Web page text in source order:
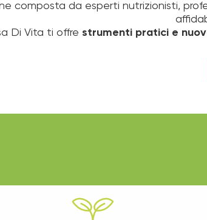
composta da esperti nutrizionisti,
Di Vita ti offre strumenti pratici e